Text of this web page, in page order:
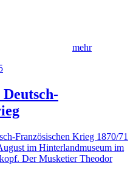
mehr
Französischen Krieg 1870/71
im Hinterlandmuseum im
Der Musketier Theodor